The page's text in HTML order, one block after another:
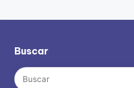
Buscar